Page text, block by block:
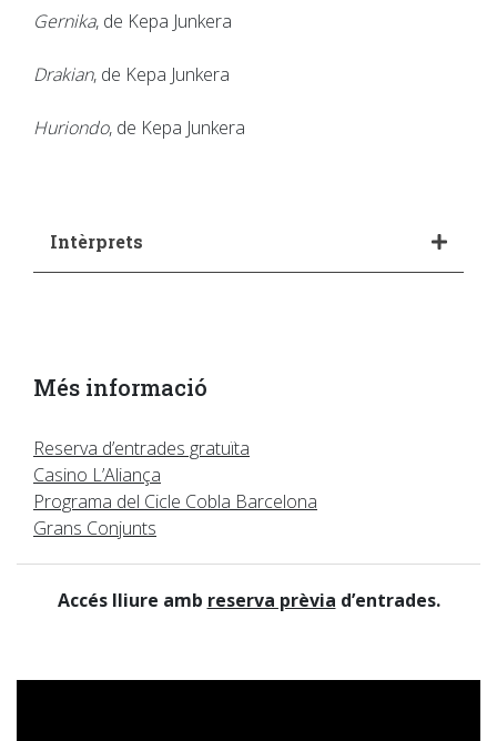
Gernika, de Kepa Junkera
Drakian, de Kepa Junkera
Huriondo, de Kepa Junkera
Intèrprets
Més informació
Reserva d’entrades gratuïta
Casino L’Aliança
Programa del Cicle Cobla Barcelona
Grans Conjunts
Accés lliure amb reserva prèvia d’entrades.